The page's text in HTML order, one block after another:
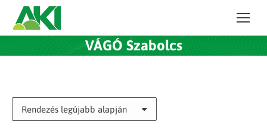
VÁGÓ Szabolcs